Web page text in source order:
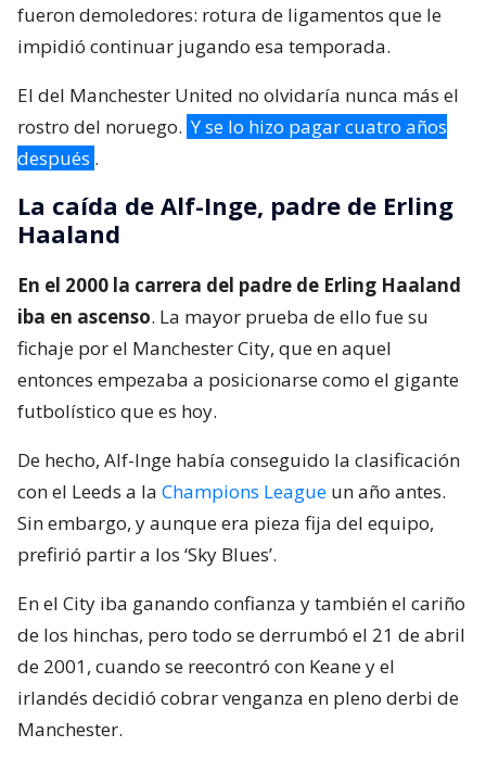
fueron demoledores: rotura de ligamentos que le
impidió continuar jugando esa temporada.
El del Manchester United no olvidaría nunca más el
rostro del noruego. Y se lo hizo pagar cuatro años
después .
La caída de Alf-Inge, padre de Erling
Haaland
En el 2000 la carrera del padre de Erling Haaland
iba en ascenso. La mayor prueba de ello fue su
fichaje por el Manchester City, que en aquel
entonces empezaba a posicionarse como el gigante
futbolístico que es hoy.
De hecho, Alf-Inge había conseguido la clasificación
con el Leeds a la Champions League un año antes.
Sin embargo, y aunque era pieza fija del equipo,
prefirió partir a los ‘Sky Blues’.
En el City iba ganando confianza y también el cariño
de los hinchas, pero todo se derrumbó el 21 de abril
de 2001, cuando se reecontró con Keane y el
irlandés decidió cobrar venganza en pleno derbi de
Manchester.